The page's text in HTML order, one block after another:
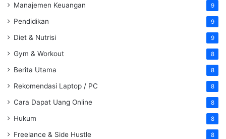
Manajemen Keuangan 9
Pendidikan 9
Diet & Nutrisi 9
Gym & Workout 8
Berita Utama 8
Rekomendasi Laptop / PC 8
Cara Dapat Uang Online 8
Hukum 8
Freelance & Side Hustle 8